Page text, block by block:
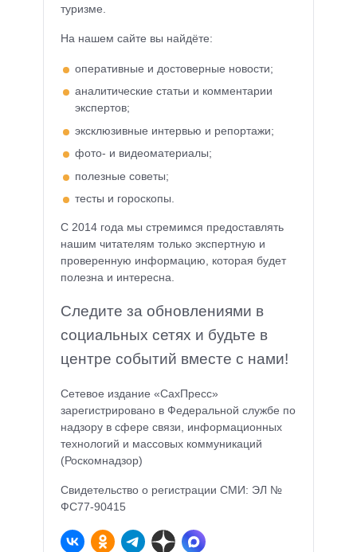
туризме.
На нашем сайте вы найдёте:
оперативные и достоверные новости;
аналитические статьи и комментарии
экспертов;
эксклюзивные интервью и репортажи;
фото- и видеоматериалы;
полезные советы;
тесты и гороскопы.
С 2014 года мы стремимся предоставлять
нашим читателям только экспертную и
проверенную информацию, которая будет
полезна и интересна.
Следите за обновлениями в
социальных сетях и будьте в
центре событий вместе с нами!
Сетевое издание «СахПресс»
зарегистрировано в Федеральной службе по
надзору в сфере связи, информационных
технологий и массовых коммуникаций
(Роскомнадзор)
Свидетельство о регистрации СМИ: ЭЛ №
ФС77-90415